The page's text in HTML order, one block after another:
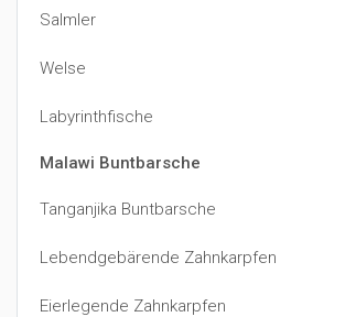
Salmler
Welse
Labyrinthfische
Malawi Buntbarsche
Tanganjika Buntbarsche
Lebendgebärende Zahnkarpfen
Eierlegende Zahnkarpfen